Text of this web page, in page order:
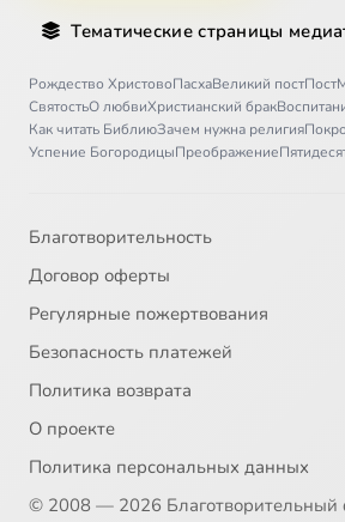
Тематические страницы
Рождество ХристовоПасхаВеликий постПост
СвятостьО любвиХристианский брак
Как читать БиблиюЗачем нужна религия
Успение БогородицыПреображение
Благотворительность
Договор оферты
Регулярные пожертвования
Безопасность платежей
Политика возврата
О проекте
Политика персональных данных
© 2008 — 2026 Благотворительный